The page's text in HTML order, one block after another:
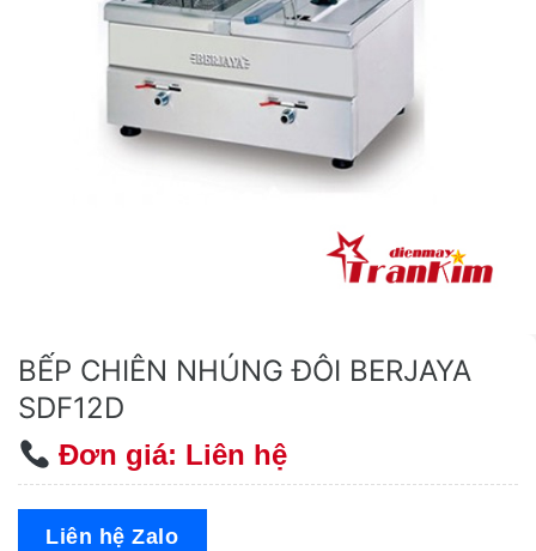
BẾP CHIÊN NHÚNG ĐÔI BERJAYA
SDF12D
Đơn giá: Liên hệ
Liên hệ Zalo